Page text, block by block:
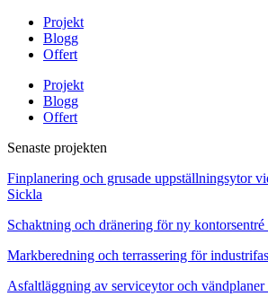
Projekt
Blogg
Offert
Projekt
Blogg
Offert
Senaste projekten
Finplanering och grusade uppställningsytor
Sickla
Schaktning och dränering för ny
Markberedning och terrassering för
Asfaltläggning av serviceytor och